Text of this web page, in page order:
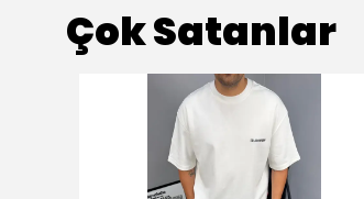
Çok Satanlar